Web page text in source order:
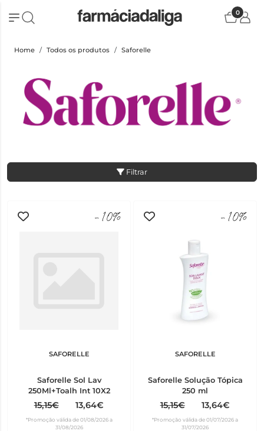
0
Home Todos os produtos Saforelle
Filtrar
-10%
SAFORELLE
Saforelle Sol Lav
250Ml+Toalh Int 10X2
15,15€ 13,64€
*Promoção válida de 01/08/2026 a
31/08/2026
-10%
SAFORELLE
Saforelle Solução Tópica
250 ml
15,15€ 13,64€
*Promoção válida de 01/07/2026 a
31/07/2026